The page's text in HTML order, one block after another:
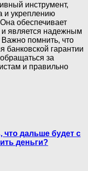
инструмент,
и укреплению
обеспечивает
и является надежным
Важно помнить, что
банковской гарантии
за
и правильно
дальше будет с
деньги?